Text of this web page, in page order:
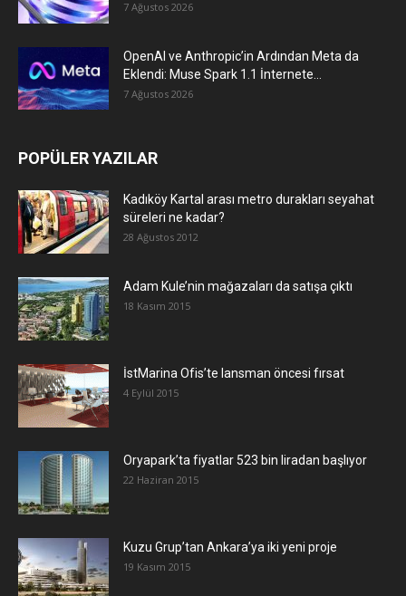
7 Ağustos 2026
OpenAI ve Anthropic’in Ardından Meta da
Eklendi: Muse Spark 1.1 İnternete...
7 Ağustos 2026
POPÜLER YAZILAR
Kadıköy Kartal arası metro durakları seyahat
süreleri ne kadar?
28 Ağustos 2012
Adam Kule’nin mağazaları da satışa çıktı
18 Kasım 2015
İstMarina Ofis’te lansman öncesi fırsat
4 Eylül 2015
Oryapark’ta fiyatlar 523 bin liradan başlıyor
22 Haziran 2015
​Kuzu Grup’tan Ankara’ya iki yeni proje
19 Kasım 2015